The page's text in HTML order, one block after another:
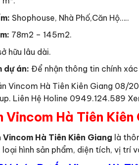
Shophouse, Nhà Phố,Căn Hộ…..
78m2 – 145m2.
hữu lâu dài.
dự án: Để nhận thông tin chính
Vincom Hà Tiên Kiên Giang 08/
Liên Hệ Holine 0949.124.589
Vincom Hà Tiên Kiên
Hà Tiên Kiên Giang là
loại hình sản phẩm, diện tích, vị trí